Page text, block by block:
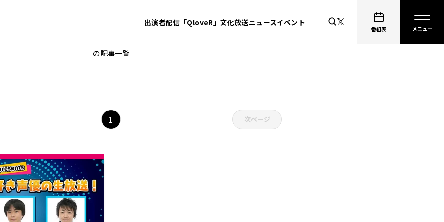
出演者配信「QloveR」文化放送ニュースイベント
番組表
の記事一覧
1 次ページ